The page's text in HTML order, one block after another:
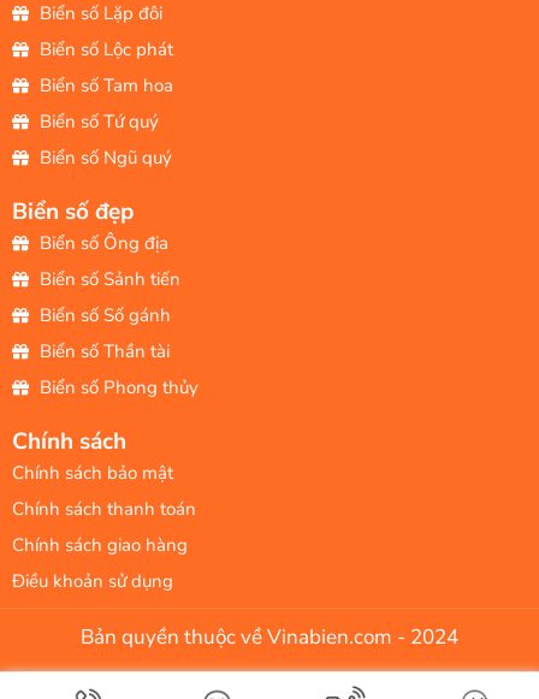
Biển số Lặp đôi
Biển số Lộc phát
Biển số Tam hoa
Biển số Tứ quý
Biển số Ngũ quý
Biển số đẹp
Biển số Ông địa
Biển số Sảnh tiến
Biển số Số gánh
Biển số Thần tài
Biển số Phong thủy
Chính sách
Chính sách bảo mật
Chính sách thanh toán
Chính sách giao hàng
Điều khoản sử dụng
Bản quyền thuộc về Vinabien.com - 2024